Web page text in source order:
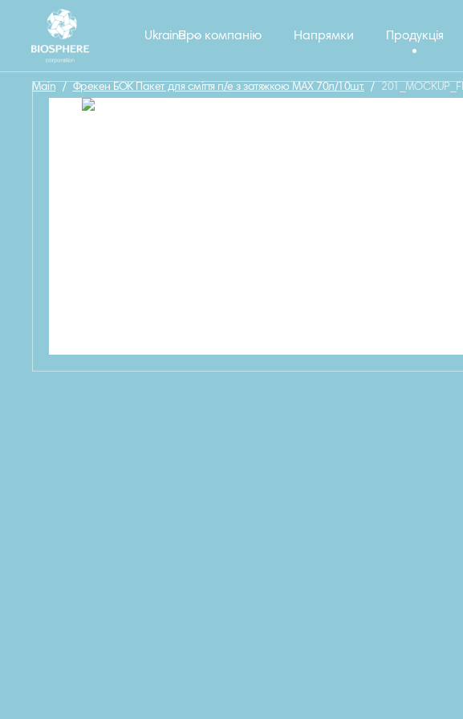
Про компанію Напрямки Продукція
Ukraine
Main / Фрекен БОК Пакет для сміття п/е з затяжкою МАХ 70л/10шт. /
Назад